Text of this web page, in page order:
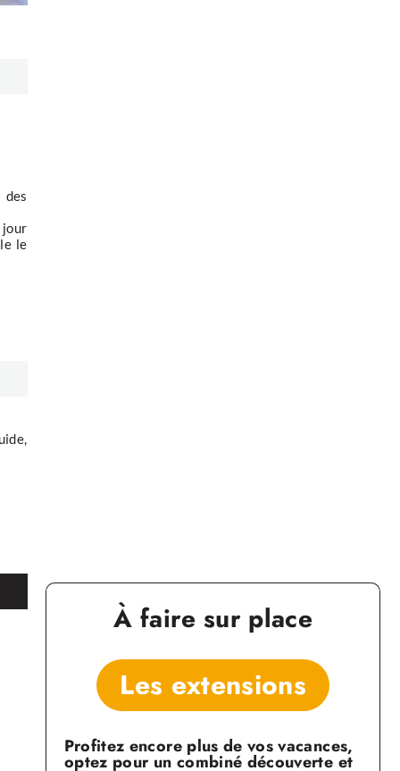
jour
le
À faire sur place
Les extensions
Profitez encore plus de vos vacances,
optez pour un combiné découverte et